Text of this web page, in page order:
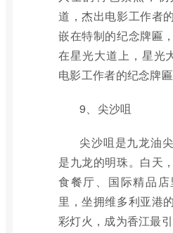
道，杰出电影工作者
嵌在特制的纪念牌匾
在星光大道上，星光
电影工作者的纪念牌匾
9、尖沙咀
尖沙咀是九龙油
是九龙的明珠。白天
食餐厅、国际精品
里，坐拥维多利亚港
彩灯火，成为香江最引